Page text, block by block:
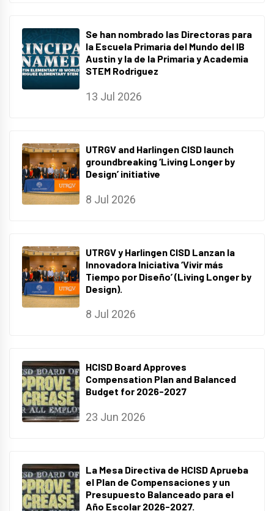
Se han nombrado las Directoras para
la Escuela Primaria del Mundo del IB
Austin y la de la Primaria y Academia
STEM Rodriguez
13 Jul 2026
UTRGV and Harlingen CISD launch
groundbreaking ‘Living Longer by
Design’ initiative
8 Jul 2026
UTRGV y Harlingen CISD Lanzan la
Innovadora Iniciativa ‘Vivir más
Tiempo por Diseño’ (Living Longer by
Design).
8 Jul 2026
HCISD Board Approves
Compensation Plan and Balanced
Budget for 2026-2027
23 Jun 2026
La Mesa Directiva de HCISD Aprueba
el Plan de Compensaciones y un
Presupuesto Balanceado para el
Año Escolar 2026-2027.